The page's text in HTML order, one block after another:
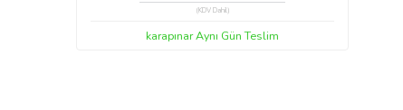
(KDV Dahil)
karapınar Aynı Gün Teslim